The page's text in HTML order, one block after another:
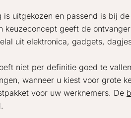
uitgekozen en passend is bij
keuzeconcept geeft de
uit elektronica, gadgets,
niet per definitie goed te
wanneer u kiest voor grote
voor uw werknemers. De